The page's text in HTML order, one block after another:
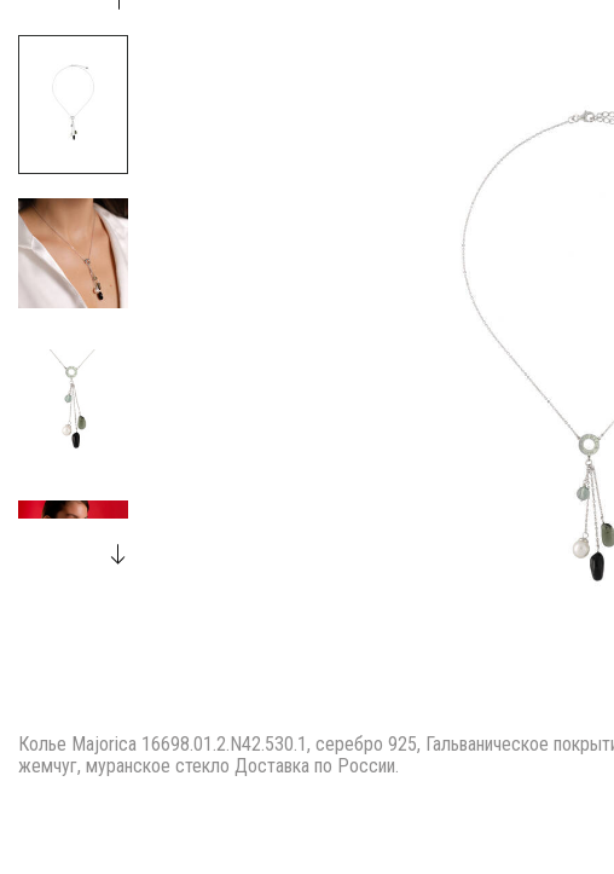
Колье Majorica 16698.01.2.N42.530.1, серебро 925, Гальваническое
жемчуг, муранское стекло Доставка по России.